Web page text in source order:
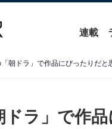
連載
朝ドラ」で作品にぴったりだと
ドラ」で作